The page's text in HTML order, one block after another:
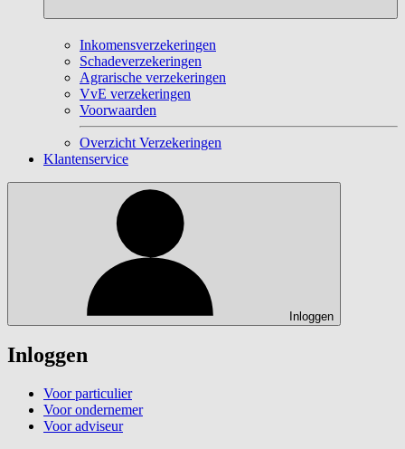
Inkomensverzekeringen
Schadeverzekeringen
Agrarische verzekeringen
VvE verzekeringen
Voorwaarden
Overzicht Verzekeringen
Klantenservice
Inloggen
Inloggen
Voor particulier
Voor ondernemer
Voor adviseur